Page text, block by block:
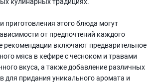
приготовления этого блюда могут
от предпочтений каждого
рекомендации включают предварительное
мяса в кефире с чесноком и травами
вкуса, а также добавление различных
для придания уникального аромата и